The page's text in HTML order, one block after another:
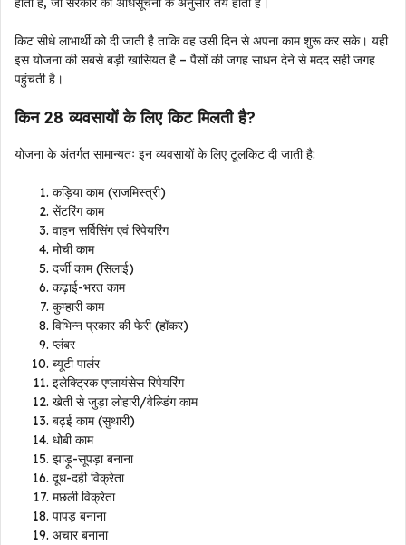
किट सीधे लाभार्थी को दी जाती है ताकि वह उसी दिन से अपना काम शुरू कर सके। यही
इस योजना की सबसे बड़ी खासियत है – पैसों की जगह साधन देने से मदद सही जगह
पहुंचती है।
किन 28 व्यवसायों के लिए किट मिलती है?
योजना के अंतर्गत सामान्यतः इन व्यवसायों के लिए टूलकिट दी जाती है:
कड़िया काम (राजमिस्त्री)
सेंटरिंग काम
वाहन सर्विसिंग एवं रिपेयरिंग
मोची काम
दर्जी काम (सिलाई)
कढ़ाई-भरत काम
कुम्हारी काम
विभिन्न प्रकार की फेरी (हॉकर)
प्लंबर
ब्यूटी पार्लर
इलेक्ट्रिक एप्लायंसेस रिपेयरिंग
खेती से जुड़ा लोहारी/वेल्डिंग काम
बढ़ई काम (सुथारी)
धोबी काम
झाड़ू-सूपड़ा बनाना
दूध-दही विक्रेता
मछली विक्रेता
पापड़ बनाना
अचार बनाना